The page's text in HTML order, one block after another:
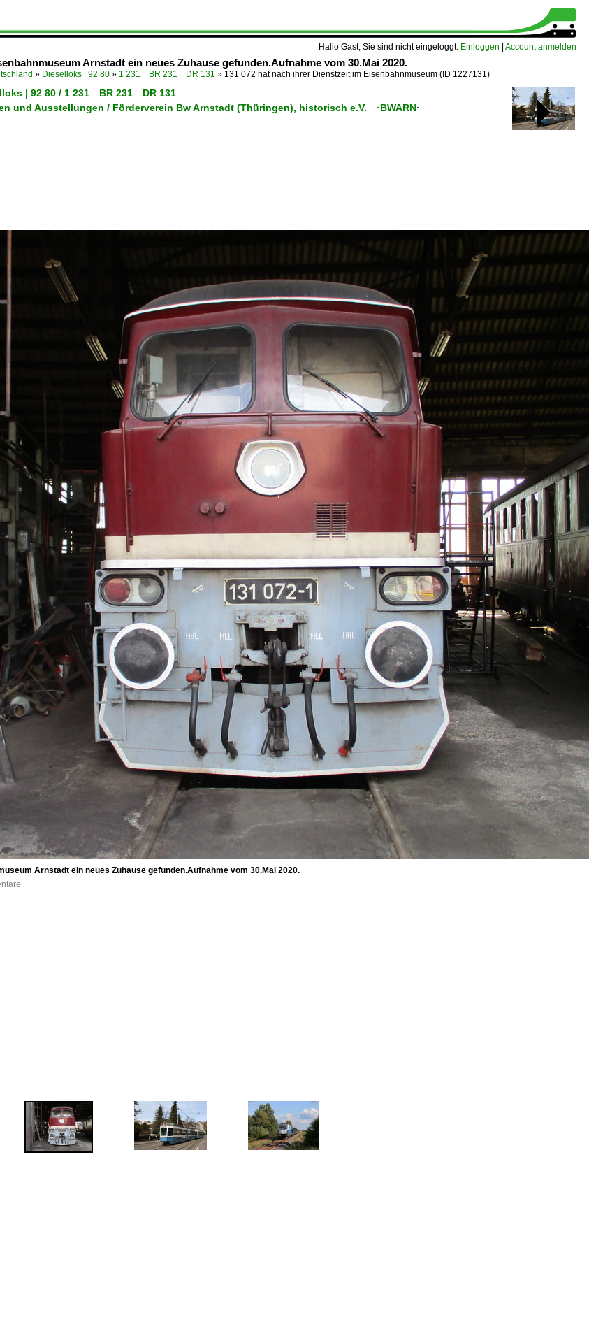
Hallo Gast, Sie sind nicht eingeloggt. Einloggen Account anmelden
Arnstadt ein neues Zuhause gefunden.Aufnahme vom 30.Mai 2020.
» Dieselloks | 92 80 » 1 231 BR 231 DR 131 » 131 072 hat nach ihrer Dienstzeit im Eisenbahnmuseum (ID 1227131)
| 92 80 / 1 231 BR 231 DR 131
und Ausstellungen / Förderverein Bw Arnstadt (Thüringen), historisch e.V. ·BWARN·
Arnstadt ein neues Zuhause gefunden.Aufnahme vom 30.Mai 2020.